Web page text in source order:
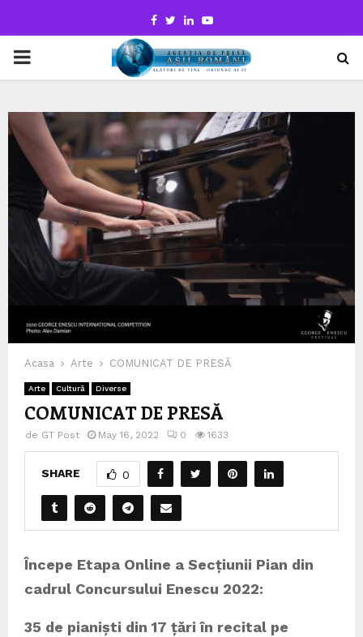
Facebook
TwitterLinkedinYoutube
PRIMARY
Acasa Arte COMUNICAT DE PRESĂ
Arte Cultură Diverse
COMUNICAT DE PRESĂ
de GT Post May 16, 2022 0 1633
SHARE 0
Începe Etapa Online a Secțiunii Pian din
cadrul Concursului Enescu 2022:
35 de pianiști din 17 țări în recital pe